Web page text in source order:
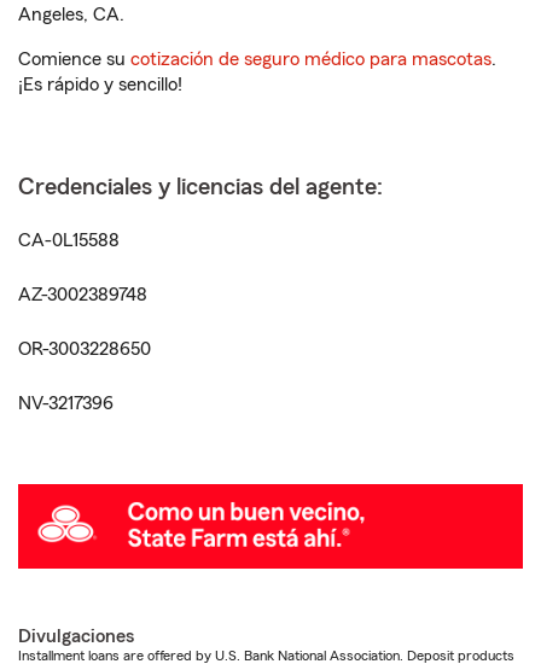
Angeles, CA.
Comience su cotización de seguro médico para mascotas.
¡Es rápido y sencillo!
Credenciales y licencias del agente:
CA-0L15588
AZ-3002389748
OR-3003228650
NV-3217396
Divulgaciones
Installment loans are offered by U.S. Bank National Association. Deposit products